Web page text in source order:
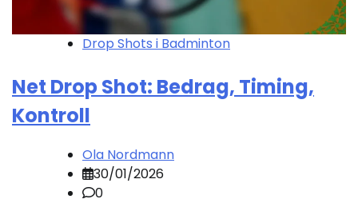
Drop Shots i Badminton
Net Drop Shot: Bedrag, Timing,
Kontroll
Ola Nordmann
30/01/2026
0